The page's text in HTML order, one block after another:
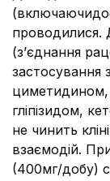
проводилися.
(з’єднання
застосування
циметидином,
гліпізидом,
не чинить
взаємодій.
(400мг/добу)